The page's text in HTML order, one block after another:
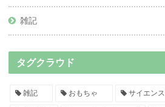
雑記
タグクラウド
雑記 おもちゃ サイエンス